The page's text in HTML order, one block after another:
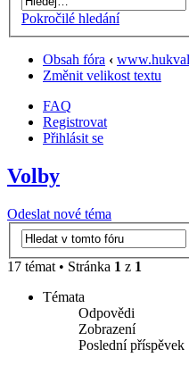
Pokročilé hledání
Obsah fóra ‹
Změnit velikost textu
FAQ
Registrovat
Přihlásit se
Volby
Odeslat nové téma
17 témat • Stránka 1 z 1
Témata
Odpovědi
Zobrazení
Poslední příspěvek